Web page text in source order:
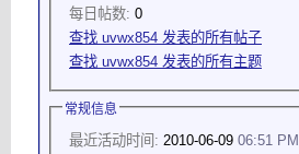
每日帖数: 0
查找 uvwx854 发表的所有帖子
查找 uvwx854 发表的所有主题
常规信息
最近活动时间: 2010-06-09 06:51 PM